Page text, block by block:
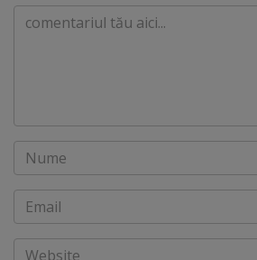
Comentariu
Nume
Email
Website